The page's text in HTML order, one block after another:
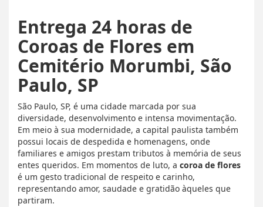
Entrega 24 horas de
Coroas de Flores em
Cemitério Morumbi, São
Paulo, SP
São Paulo, SP, é uma cidade marcada por sua
diversidade, desenvolvimento e intensa movimentação.
Em meio à sua modernidade, a capital paulista também
possui locais de despedida e homenagens, onde
familiares e amigos prestam tributos à memória de seus
entes queridos. Em momentos de luto, a coroa de flores
é um gesto tradicional de respeito e carinho,
representando amor, saudade e gratidão àqueles que
partiram.